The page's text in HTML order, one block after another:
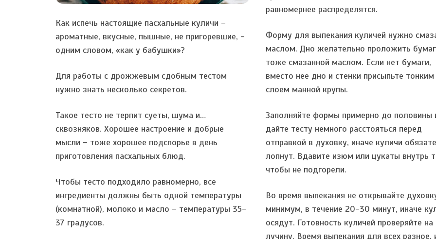
Как испечь настоящие пасхальные куличи –
ароматные, вкусные, пышные, не пригоревшие, -
одним словом, «как у бабушки»?
Для работы с дрожжевым сдобным тестом
нужно знать несколько секретов.
Такое тесто не терпит суеты, шума и…
сквозняков. Хорошее настроение и добрые
мысли – тоже хорошее подспорье в день
приготовления пасхальных блюд.
Чтобы тесто подходило равномерно, все
ингредиенты должны быть одной температуры
(комнатной), молоко и масло – температуры 35-
37 градусов.
равномернее распределятся.
Форму для выпекания куличей нужно
маслом. Дно желательно проложить
тоже смазанной маслом. Если нет бумаги,
вместо нее дно и стенки присыпьте тонким
слоем манной крупы.
Заполняйте формы примерно до половины
дайте тесту немного расстояться перед
отправкой в духовку, иначе куличи
лопнут. Вдавите изюм или цукаты внутрь
чтобы не подгорели.
Во время выпекания не открывайте
минимум, в течение 20-30 минут, иначе
осядут. Готовность куличей проверяйте
лучину. Время выпекания для всех разное,